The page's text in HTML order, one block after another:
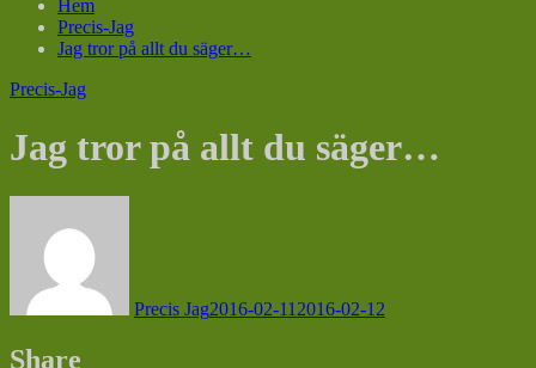
Hem
Precis-Jag
Jag tror på allt du säger…
Precis-Jag
Jag tror på allt du säger…
Precis Jag2016-02-11 2016-02-12
Share